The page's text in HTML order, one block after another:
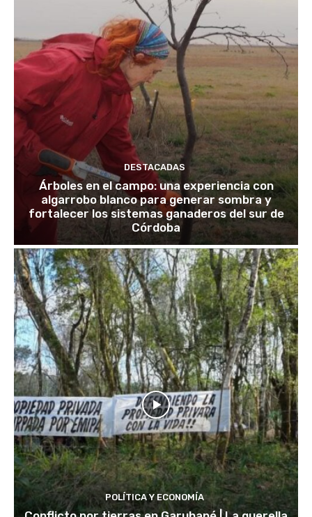
DESTACADAS
Árboles en el campo: una experiencia con
algarrobo blanco para generar sombra y
fortalecer los sistemas ganaderos del sur de
Córdoba
POLÍTICA Y ECONOMÍA